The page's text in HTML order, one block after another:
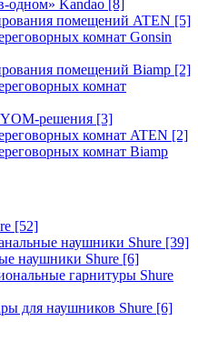
одном» Kandao [8]
помещений ATEN [5]
комнат Gonsin
помещений Biamp [2]
комнат
решения [3]
комнат ATEN [2]
комнат Biamp
[52]
наушники Shure [39]
наушники Shure [6]
гарнитуры Shure
для наушников Shure [6]